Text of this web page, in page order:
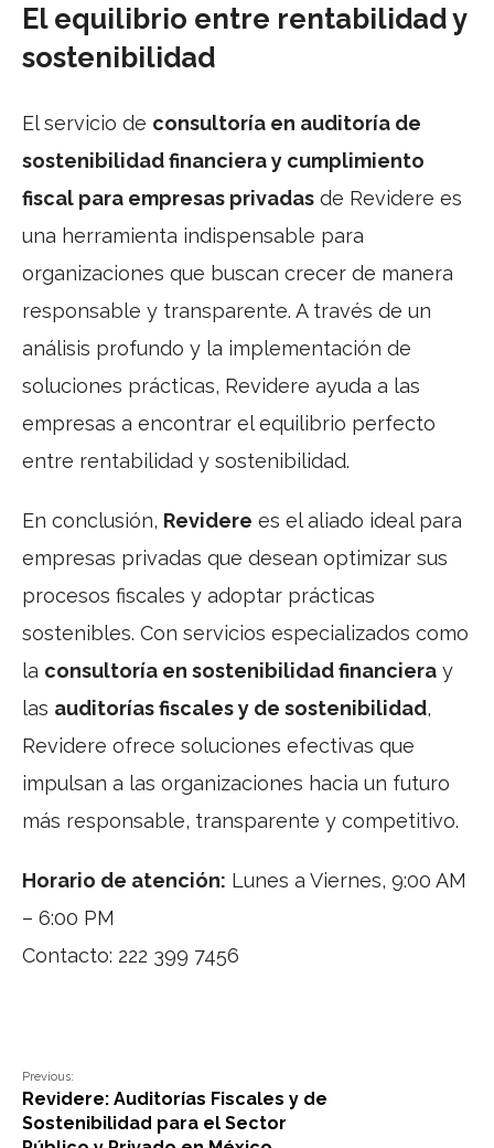
El equilibrio entre rentabilidad y
sostenibilidad
El servicio de consultoría en auditoría de
sostenibilidad financiera y cumplimiento
fiscal para empresas privadas de Revidere es
una herramienta indispensable para
organizaciones que buscan crecer de manera
responsable y transparente. A través de un
análisis profundo y la implementación de
soluciones prácticas, Revidere ayuda a las
empresas a encontrar el equilibrio perfecto
entre rentabilidad y sostenibilidad.
En conclusión, Revidere es el aliado ideal para
empresas privadas que desean optimizar sus
procesos fiscales y adoptar prácticas
sostenibles. Con servicios especializados como
la consultoría en sostenibilidad financiera y
las auditorías fiscales y de sostenibilidad,
Revidere ofrece soluciones efectivas que
impulsan a las organizaciones hacia un futuro
más responsable, transparente y competitivo.
Horario de atención: Lunes a Viernes, 9:00 AM
– 6:00 PM
Contacto: 222 399 7456
Previous:
Revidere: Auditorías Fiscales y de
Sostenibilidad para el Sector